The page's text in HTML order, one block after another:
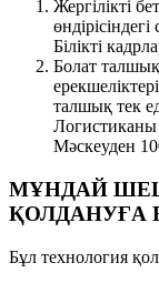
Жергілікті
өндірісіндегі
Білікті
Болат
талшық тек
Логистиканы
Мәскеуден
МҰНДАЙ
ҚОЛДАНУҒА
Бұл технология